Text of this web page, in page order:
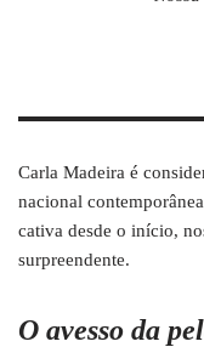
Carla Madeira é
nacional
cativa desde o início,
surpreendente.
O avesso da